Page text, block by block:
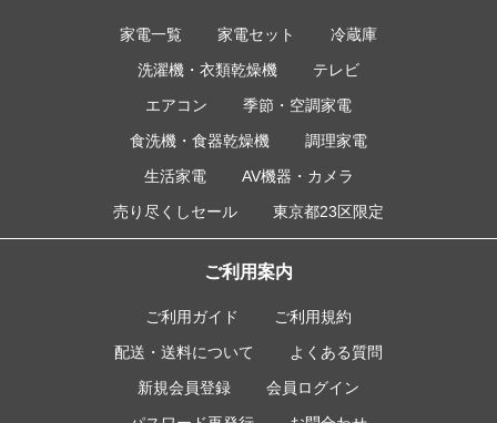
家電一覧 家電セット
冷蔵庫
洗濯機・衣類乾燥機
テレビ
エアコン
季節・空調家電
食洗機・食器乾燥機
調理家電
生活家電
AV機器・カメラ
売り尽くしセール
東京都23区限定
ご利用案内
ご利用ガイド
ご利用規約
配送・送料について
よくある質問
新規会員登録
会員ログイン